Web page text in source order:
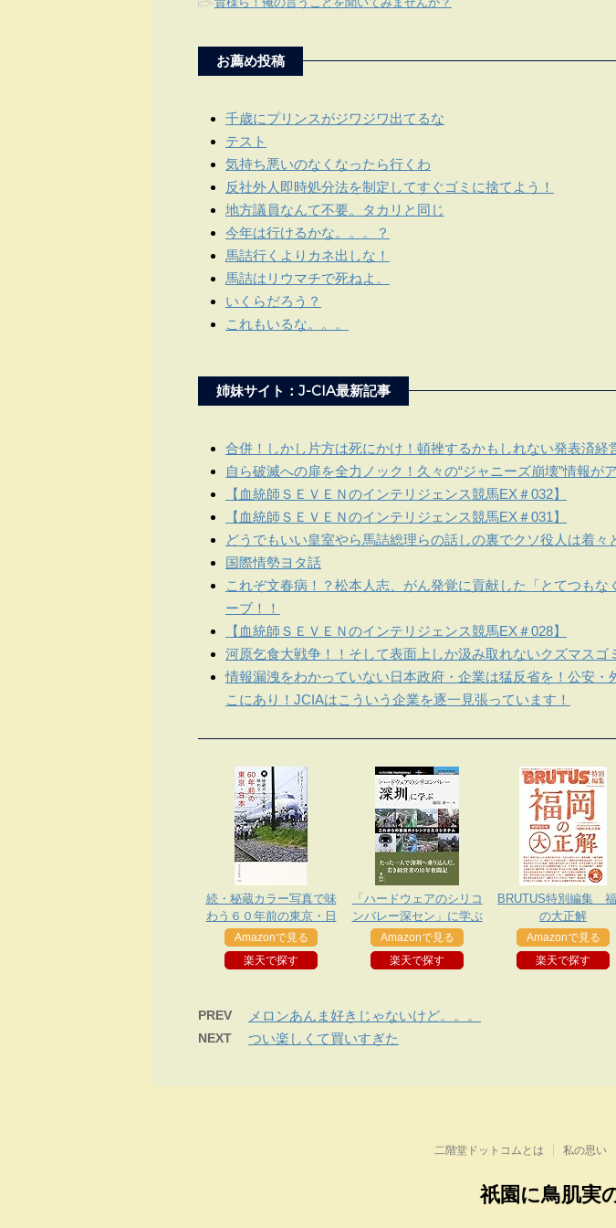
お薦め投稿
千歳にプリンスがジワジワ出てるな
テスト
気持ち悪いのなくなったら行くわ
反社外人即時処分法を制定してすぐゴミに捨てよう！
地方議員なんて不要。タカリと同じ
今年は行けるかな。。。？
馬詰行くよりカネ出しな！
馬詰はリウマチで死ねよ。
いくらだろう？
これもいるな。。。
姉妹サイト：J-CIA最新記事
合併！しかし片方は死にかけ！頓挫するかもしれない発表済経
自ら破滅への扉を全力ノック！久々の“ジャニーズ崩壊”情報が
【血統師ＳＥＶＥＮのインテリジェンス競馬EX＃032】
【血統師ＳＥＶＥＮのインテリジェンス競馬EX＃031】
どうでもいい皇室やら馬詰総理らの話しの裏でクソ役人は着々
国際情勢ヨタ話
これぞ文春病！？松本人志、がん発覚に貢献した「とてつもな
ーブ！！
【血統師ＳＥＶＥＮのインテリジェンス競馬EX＃028】
河原乞食大戦争！！そして表面上しか汲み取れないクズマスゴ
情報漏洩をわかっていない日本政府・企業は猛反省を！公安・
こにあり！JCIAはこういう企業を逐一見張っています！
続・秘蔵カラー写真で味
わう６０年前の東京・日
本
Amazonで見る
楽天で探す
「ハードウェアのシリコ
ンバレー深セン」に学ぶ
−これからの製造のトレン
ドとエコシステム
Amazonで見る
楽天で探す
BRUTUS特別編集
の大正解
Amazonで見る
楽天で探す
PREV メロンあんま好きじゃないけど。。。
NEXT つい楽しくて買いすぎた
二階堂ドットコムとは 私の思い
祇園に鳥肌実